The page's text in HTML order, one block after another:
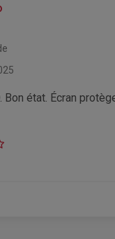
Bon état. Écran